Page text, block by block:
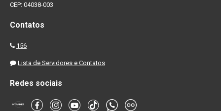
CEP: 04038-003
Contatos
156
Lista de Servidores e Contatos
Redes sociais